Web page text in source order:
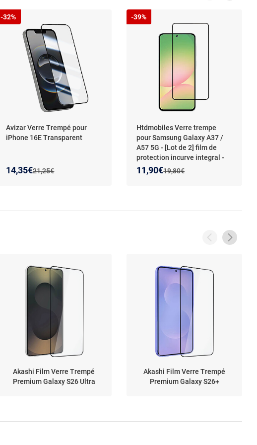
Avizar Verre Trempé pour
iPhone 16E Transparent
Ancien prix :
21,25€
Nouveau prix :
14,35€
Réduction de :
-32%
Htdmobiles Verre trempe
pour Samsung Galaxy A37 /
A57 5G - [Lot de 2] film de
protection incurve integral -
NOIR
Ancien prix :
19,80€
Nouveau prix :
11,90€
Réduction de :
-39%
Akashi Film Verre Trempé
Premium Galaxy S26 Ultra
Akashi Film Verre Trempé
Premium Galaxy S26+